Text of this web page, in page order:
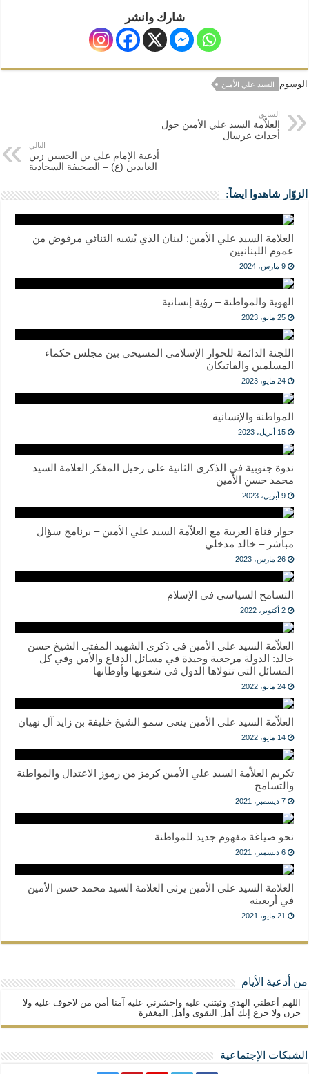
شارك وانشر
الوسوم السيد علي الأمين
السابق
العلاّمة السيد علي الأمين حول
أحداث عرسال
التالي
أدعية الإمام علي بن الحسين زين
العابدين (ع) – الصحيفة السجادية
الزوّار شاهدوا ايضاً:
العلامة السيد علي الأمين: لبنان الذي يُشبه الثنائي مرفوض من
عموم اللبنانيين
9 مارس، 2024
الهوية والمواطنة – رؤية إنسانية
25 مايو، 2023
اللجنة الدائمة للحوار الإسلامي المسيحي بين مجلس حكماء
المسلمين والفاتيكان
24 مايو، 2023
المواطنة والإنسانية
15 أبريل، 2023
ندوة جنوبية في الذكرى الثانية على رحيل المفكر العلامة السيد
محمد حسن الأمين
9 أبريل، 2023
حوار قناة العربية مع العلاّمة السيد علي الأمين – برنامج سؤال
مباشر – خالد مدخلي
26 مارس، 2023
التسامح السياسي في الإسلام
2 أكتوبر، 2022
العلاّمة السيد علي الأمين في ذكرى الشهيد المفتي الشيخ حسن
خالد: الدولة مرجعية وحيدة في مسائل الدفاع والأمن وفي كل
المسائل التي تتولاها الدول في شعوبها وأوطانها
24 مايو، 2022
العلاّمة السيد علي الأمين ينعى سمو الشيخ خليفة بن زايد آل نهيان
14 مايو، 2022
تكريم العلاّمة السيد علي الأمين كرمز من رموز الاعتدال والمواطنة
والتسامح
7 ديسمبر، 2021
نحو صياغة مفهوم جديد للمواطنة
6 ديسمبر، 2021
العلامة السيد علي الأمين يرثي العلامة السيد محمد حسن الأمين
في أربعينه
21 مايو، 2021
من أدعية الأيام
اللهم أعطني الهدى وثبتني عليه واحشرني عليه آمنا أمن من لاخوف عليه ولا
حزن ولا جزع إنك أهل التقوى وأهل المغفرة
الشبكات الإجتماعية